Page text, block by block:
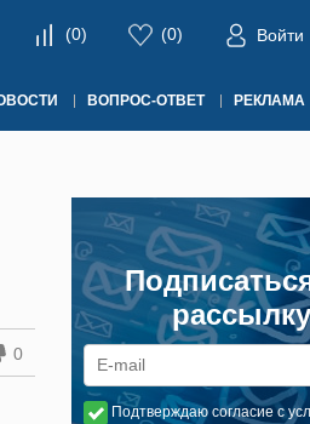
(0) (0) Войти
ВОПРОС-ОТВЕТ РЕКЛАМА
0
рассылку
Подтверждаю согласие с